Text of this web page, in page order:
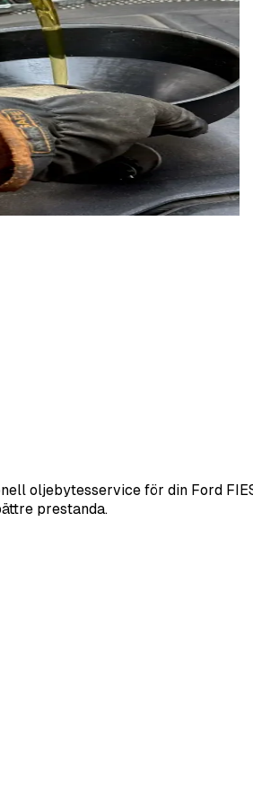
oljebytesservice för din Ford
prestanda.